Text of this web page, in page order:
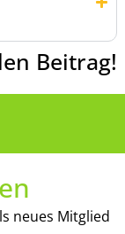
Beitrag!
neues Mitglied